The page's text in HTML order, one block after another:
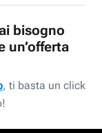
bisogno
un’offerta
, ti basta un click